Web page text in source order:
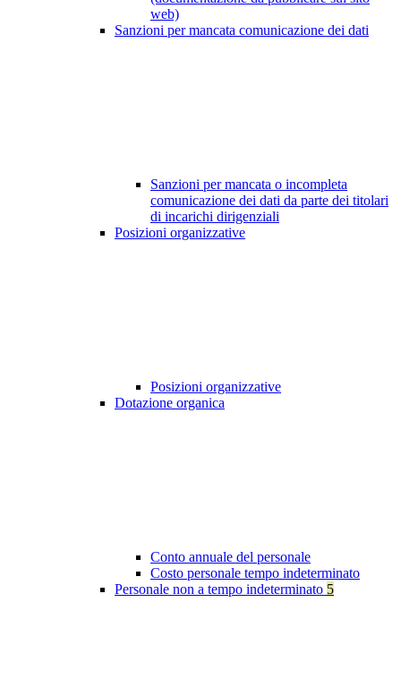
web)
Sanzioni per mancata comunicazione dei dati
Sanzioni per mancata o incompleta
comunicazione dei dati da parte dei titolari
di incarichi dirigenziali
Posizioni organizzative
Posizioni organizzative
Dotazione organica
Conto annuale del personale
Costo personale tempo indeterminato
Personale non a tempo indeterminato 5